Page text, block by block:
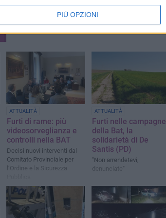
PIÙ OPZIONI
ATTUALITÀ
Furti di rame: più
videosorveglianza e
controlli nella BAT
Decisi nuovi interventi dal
Comitato Provinciale per
l’Ordine e la Sicurezza
ATTUALITÀ
Furti nelle campagne
della Bat, la
solidarietà di De
Santis (PD)
"Non arrendetevi,
denunciate"